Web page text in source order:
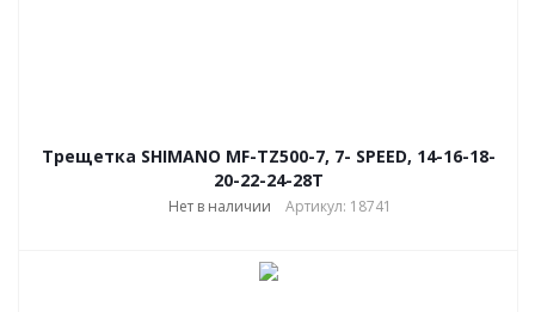
Трещетка SHIMANO MF-TZ500-7, 7- SPEED, 14-16-18-
20-22-24-28T
Нет в наличии Артикул: 18741